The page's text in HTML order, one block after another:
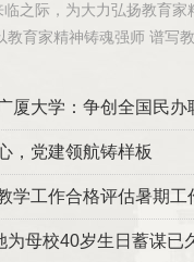
之际，为大力弘扬教育
教育家精神铸魂强师 谱写
厦大学：争创全国民办
，党建领航铸样板
学工作合格评估暑期工
为母校40岁生日蓄谋已